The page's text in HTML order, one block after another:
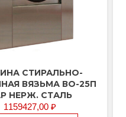
СТИРАЛЬНО-
ВЯЗЬМА ВО-25П
НЕРЖ. СТАЛЬ
1159427,00₽